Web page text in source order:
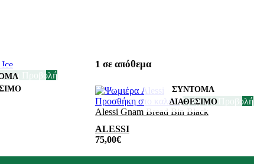
Προβολή
1 σε απόθεμα
Προσθήκη στο καλάθι Γρήγορη Προβολή
Alessi Gnam Bread Bin Black
ALESSI
75,00€